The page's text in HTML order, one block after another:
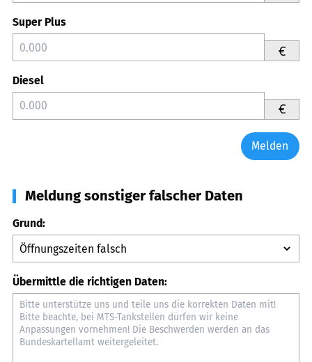
Super Plus
€
Diesel
€
Melden
Meldung sonstiger falscher Daten
Grund:
Übermittle die richtigen Daten: